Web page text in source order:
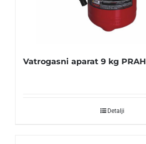
Vatrogasni aparat 9 kg PRAH
Detalji